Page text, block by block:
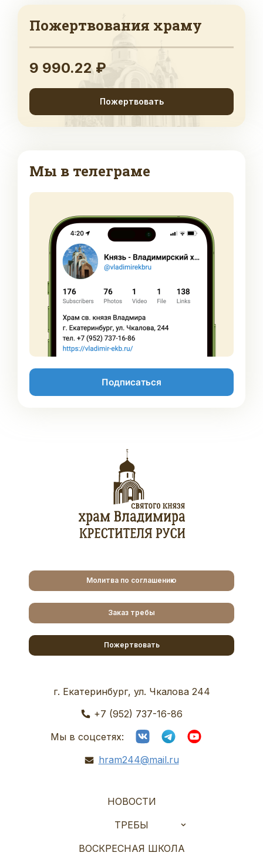
Пожертвования храму
9 990.22 ₽
Пожертвовать
Мы в телеграме
Подписаться
Молитва по соглашению
Заказ требы
Пожертвовать
г. Екатеринбург, ул. Чкалова 244
+7 (952) 737-16-86
Мы в соцсетях:
hram244@mail.ru
НОВОСТИ
ТРЕБЫ
ВОСКРЕСНАЯ ШКОЛА